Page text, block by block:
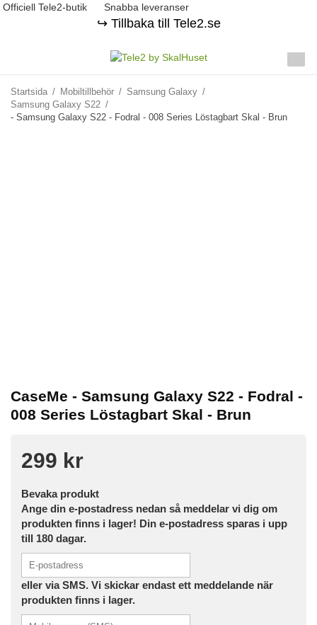
Officiell Tele2-butik Snabba leveranser
↪️ Tillbaka till Tele2.se
Startsida / Mobiltillbehör / Samsung Galaxy /
Samsung Galaxy S22 /
- Samsung Galaxy S22 - Fodral - 008 Series Löstagbart Skal - Brun
CaseMe - Samsung Galaxy S22 - Fodral -
008 Series Löstagbart Skal - Brun
299 kr
Bevaka produkt
Ange din e-postadress nedan så meddelar vi dig om
produkten finns i lager! Din e-postadress sparas i upp
till 180 dagar.
eller via SMS. Vi skickar endast ett meddelande när
produkten finns i lager.